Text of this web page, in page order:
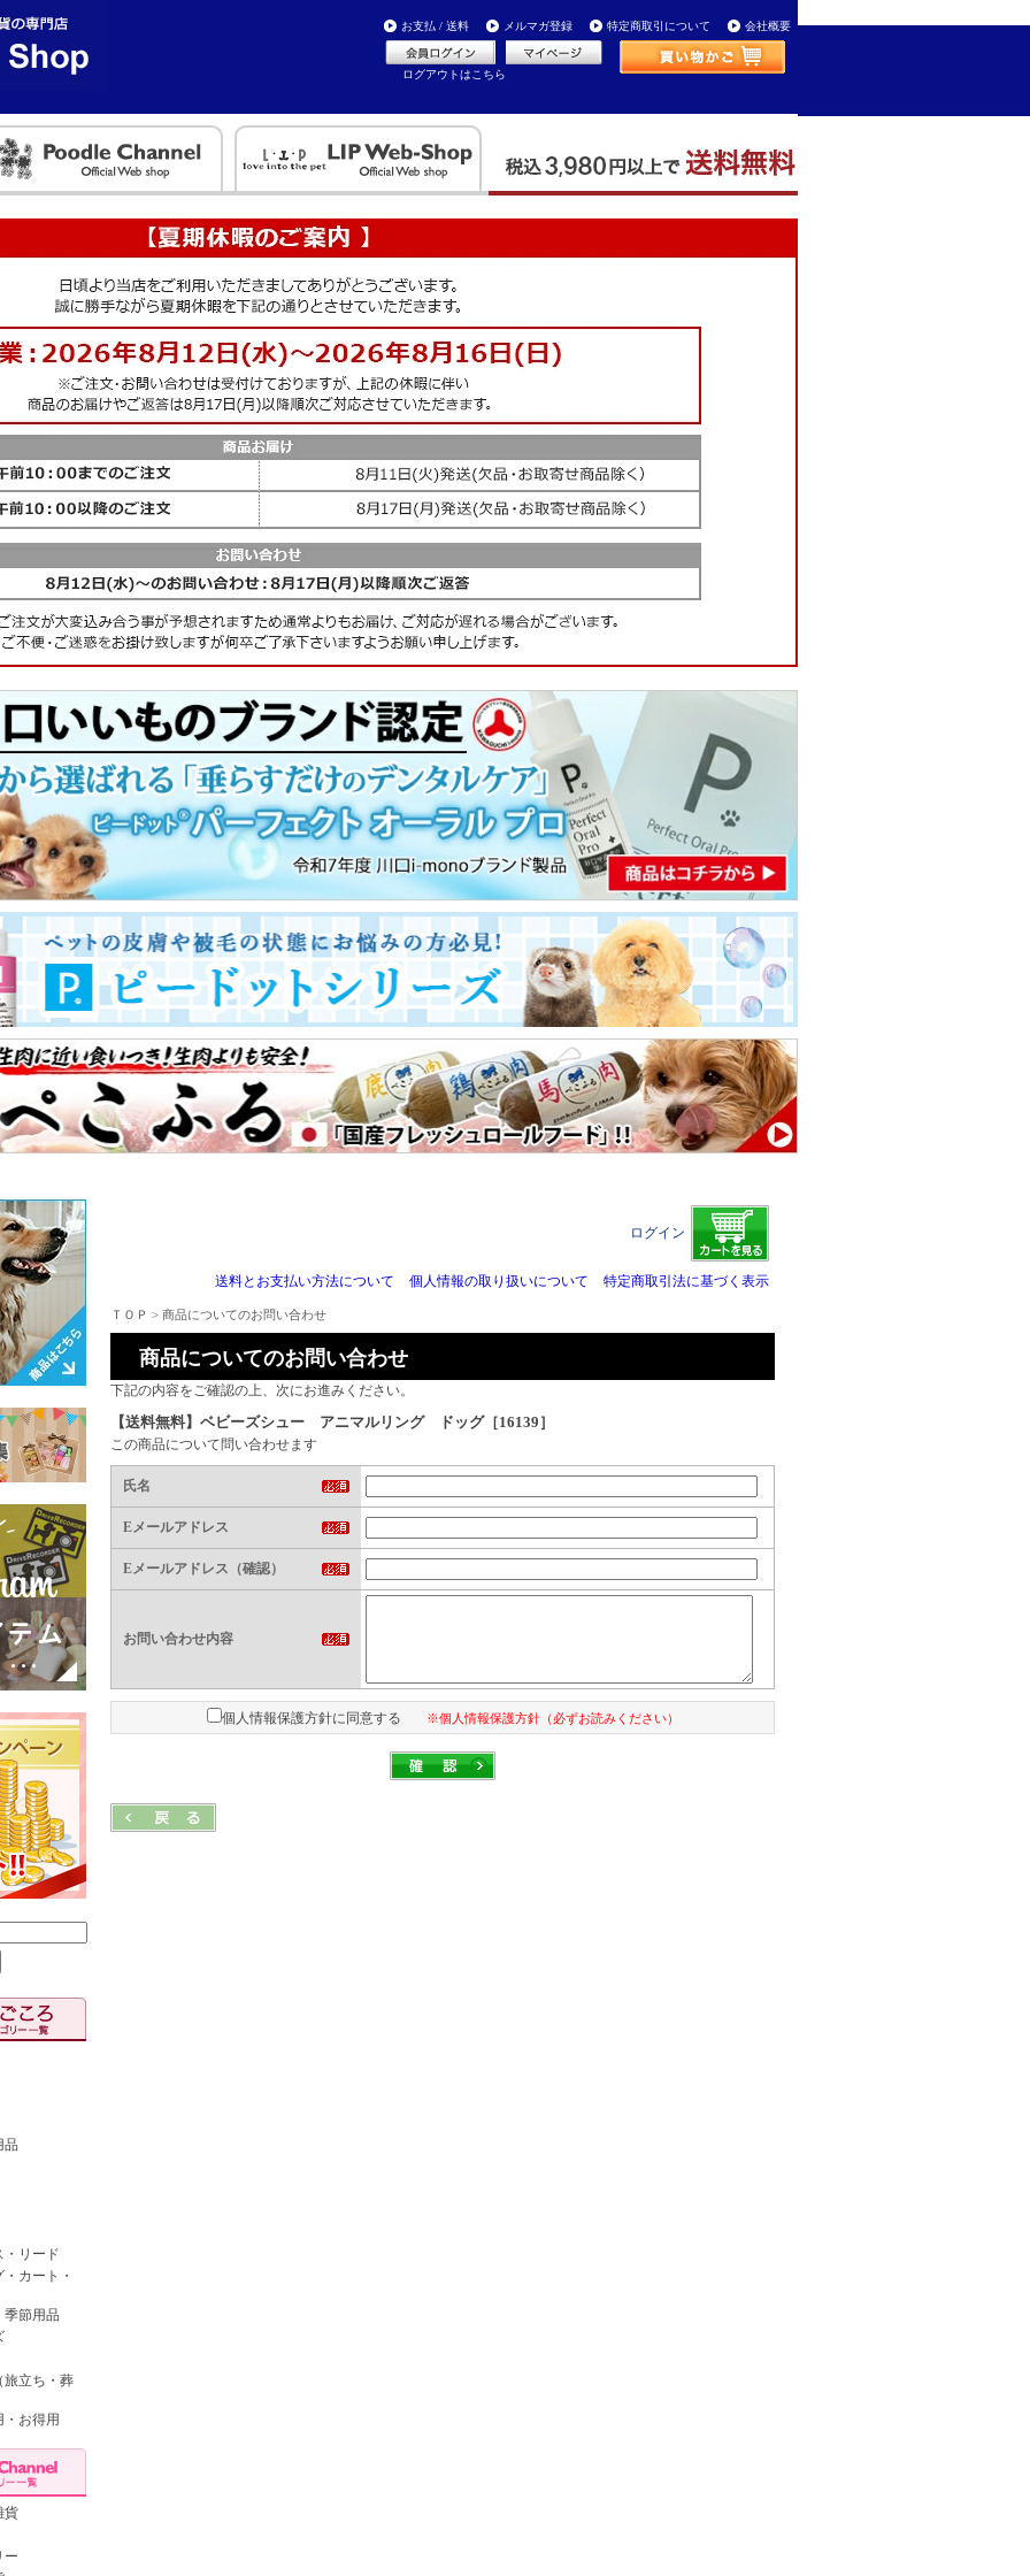
お支払 / 送料 メルマガ登録 特定商取引について 会社概要
ログアウトはこちら
品
・リード
カート・
季節用品
旅立ち・葬
お得用
貨
ー
ログイン
送料とお支払い方法について 個人情報の取り扱いについて 特定商取引法に基づく表示
ＴＯＰ > 商品についてのお問い合わせ
商品についてのお問い合わせ
下記の内容をご確認の上、次にお進みください。
【送料無料】ベビーズシュー アニマルリング ドッグ［16139］
この商品について問い合わせます
氏名
Eメールアドレス
Eメールアドレス（確認）
お問い合わせ内容
個人情報保護方針に同意する ※個人情報保護方針（必ずお読みください）